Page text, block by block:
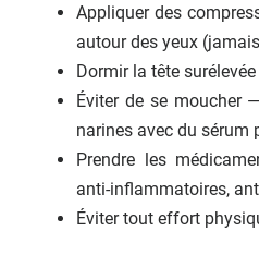
Appliquer des
autour des yeux
Dormir la tête surélevée
Éviter de se moucher
narines avec du sérum
Prendre les
anti-inflammatoires,
Éviter tout effort